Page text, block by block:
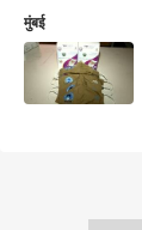
मुंबई